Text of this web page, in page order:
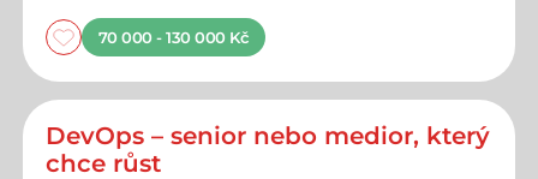
70 000 - 130 000 Kč
DevOps – senior nebo medior, který
chce růst